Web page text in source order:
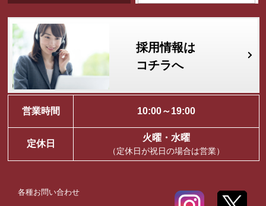
採用情報は
コチラへ
営業時間 10:00～19:00
定休日
火曜・水曜
（定休日が祝日の場合は営業）
各種お問い合わせ